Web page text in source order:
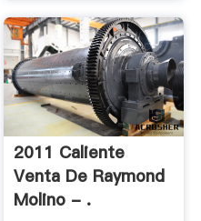
2011 Caliente
Venta De Raymond
Molino - .